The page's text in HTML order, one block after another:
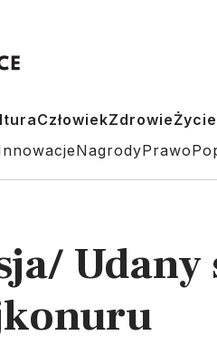
CzłowiekZdrowieŻycie
NagrodyPrawo